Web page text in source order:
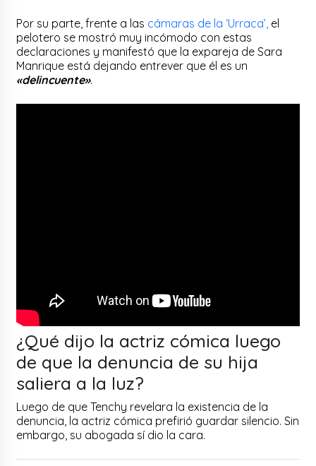
Por su parte, frente a las cámaras de la ‘Urraca’, el
pelotero se mostró muy incómodo con estas
declaraciones y manifestó que la expareja de Sara
Manrique está dejando entrever que él es un
«delincuente».
¿Qué dijo la actriz cómica luego
de que la denuncia de su hija
saliera a la luz?
Luego de que Tenchy revelara la existencia de la
denuncia, la actriz cómica prefirió guardar silencio. Sin
embargo, su abogada sí dio la cara.